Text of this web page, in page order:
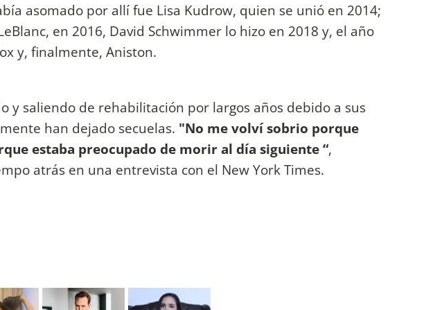
asomado por allí fue Lisa Kudrow, quien se unió en 2014;
en 2016, David Schwimmer lo hizo en 2018 y, el año
y, finalmente, Aniston.
y saliendo de rehabilitación por largos años debido a sus
han dejado secuelas. "No me volví sobrio porque
estaba preocupado de morir al día siguiente “,
atrás en una entrevista con el New York Times.